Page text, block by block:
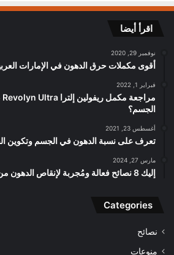
اقرأ أيضا
نوفمبر 29, 2020
أقوى مكملات حرق الدهون في الإمارات
فبراير 1, 2022
الجسم؟
أغسطس 23, 2021
تعرف على نسبة الدهون في الجسم وتكوين
مارس 27, 2024
إليك 8 نصائح فعالة ومُجربة لإنقاص الدهون من الجسم!
Categories
نصائح
منوعات